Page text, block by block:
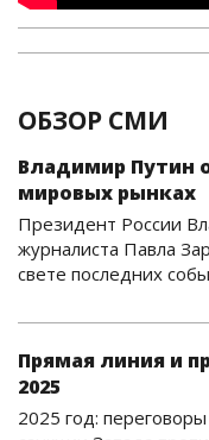
ОБЗОР СМИ
Владимир Путин
мировых рынках
Президент России
журналиста Павла
свете последних
Прямая линия и
2025
2025 год: